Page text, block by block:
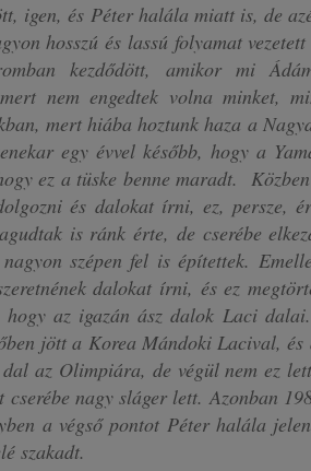
igen, és Péter halála miatt is, de
hosszú és lassú folyamat
kezdődött, amikor mi
nem engedtek volna minket,
mert hiába hoztunk haza a
egy évvel később, hogy a
ez a tüske benne maradt.
és dalokat írni, ez, persze,
is ránk érte, de cserébe
szépen fel is építettek.
dalokat írni, és ez
az igazán ász dalok Laci
jött a Korea Mándoki Lacival,
az Olimpiára, de végül nem ez
cserébe nagy sláger lett. Azonban
a végső pontot Péter halála
szakadt.